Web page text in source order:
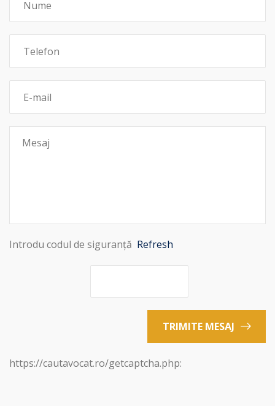
Introdu codul de siguranță Refresh
TRIMITE MESAJ
https://cautavocat.ro/getcaptcha.php: